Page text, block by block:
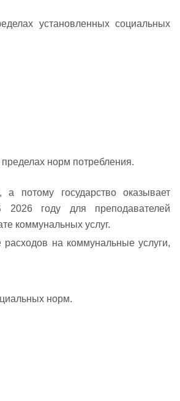
установленных социальных
норм потребления.
потому государство оказывает
2026 году для преподавателей
коммунальных услуг.
на коммунальные услуги,
норм.